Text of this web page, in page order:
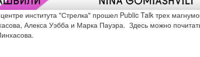
института "Стрелка" прошел Public Talk трех
Алекса Уэбба и Марка Пауэра. Здесь можно